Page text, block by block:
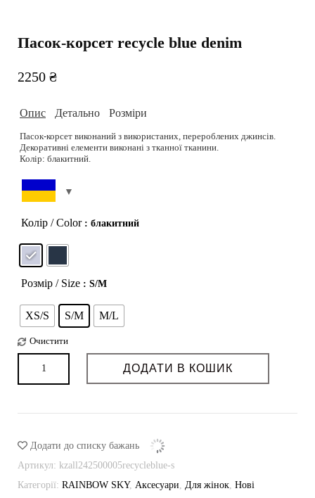
Пасок-корсет recycle blue denim
2250 ₴
Опис Детально Розміри
Пасок-корсет виконаний з використаних, перероблених джинсів.
Декоративні елементи виконані з тканної тканини.
Колір: блакитний.
Матеріал: 00% бавовна. Декор: 75% бавовна, 15% віскоза, 10%
поліестер.
Догляд: Делікатне прання при 30-40 градусах. Не відбілювати.
РОЗМІРНА СІТКА
Можливість дошиву: ні
Можливість індивідуального пошиття: ні
Колір / Color : блакитний
Розмір / Size : S/M
XS/S S/M M/L
Очистити
Пасок-
корсет
denim
кількість
ДОДАТИ В КОШИК
Додати до списку бажань
Артикул: kzall242500005recycleblue-s
Категорії: RAINBOW SKY, Аксесуари Для жінок Нові